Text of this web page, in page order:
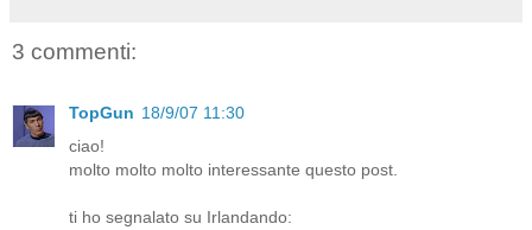
3 commenti:
TopGun 18/9/07 11:30
ciao!
molto molto molto interessante questo post.
ti ho segnalato su Irlandando: